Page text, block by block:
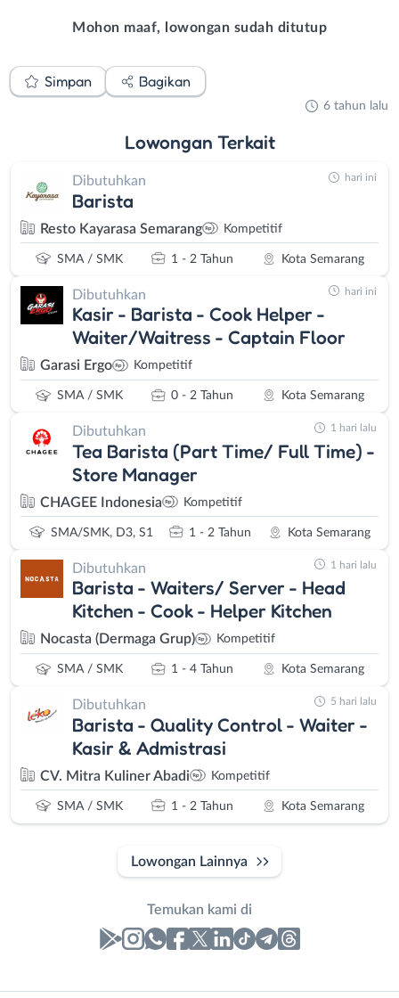
Mohon maaf, lowongan sudah ditutup
Simpan Bagikan
6 tahun lalu
Lowongan Terkait
Dibutuhkan
Barista
Resto Kayarasa Semarang Kompetitif
SMA / SMK 1 - 2 Tahun Kota Semarang
hari ini
Dibutuhkan
Kasir - Barista - Cook Helper -
Waiter/Waitress - Captain Floor
Garasi Ergo Kompetitif
SMA / SMK 0 - 2 Tahun Kota Semarang
hari ini
Dibutuhkan
Tea Barista (Part Time/ Full Time) -
Store Manager
CHAGEE Indonesia Kompetitif
SMA/SMK, D3, S1 1 - 2 Tahun Kota Semarang
1 hari lalu
Dibutuhkan
Barista - Waiters/ Server - Head
Kitchen - Cook - Helper Kitchen
Nocasta (Dermaga Grup) Kompetitif
SMA / SMK 1 - 4 Tahun Kota Semarang
1 hari lalu
Dibutuhkan
Barista - Quality Control - Waiter -
Kasir & Admistrasi
CV. Mitra Kuliner Abadi Kompetitif
SMA / SMK 1 - 2 Tahun Kota Semarang
5 hari lalu
Lowongan Lainnya
Temukan kami di